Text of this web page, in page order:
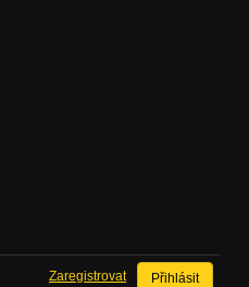
Přihlásit
Zaregistrovat